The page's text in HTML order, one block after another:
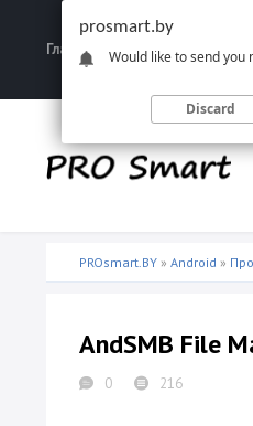
Главная Запрещенные
PROsmart.BY » Android »
AndSMB File
0 216
prosmart.by
Would like to send you
Discard